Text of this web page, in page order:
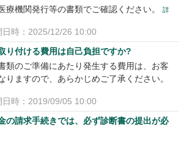
療機関発行等の書類でご確認ください。
詳
日時：2025/12/26 10:00
り付ける費用は自己負担ですか?
類のご準備にあたり発生する費用は、お客
りますので、あらかじめご了承ください。
日時：2019/09/05 10:00
の請求手続きでは、必ず診断書の提出が必